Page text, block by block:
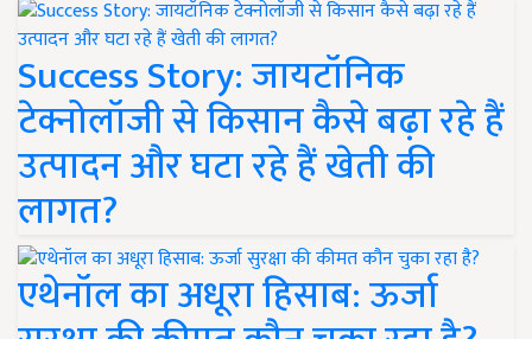
Success Story: जायटॉनिक
टेक्नोलॉजी से किसान कैसे बढ़ा रहे हैं
उत्पादन और घटा रहे हैं खेती की
लागत?
एथेनॉल का अधूरा हिसाब: ऊर्जा